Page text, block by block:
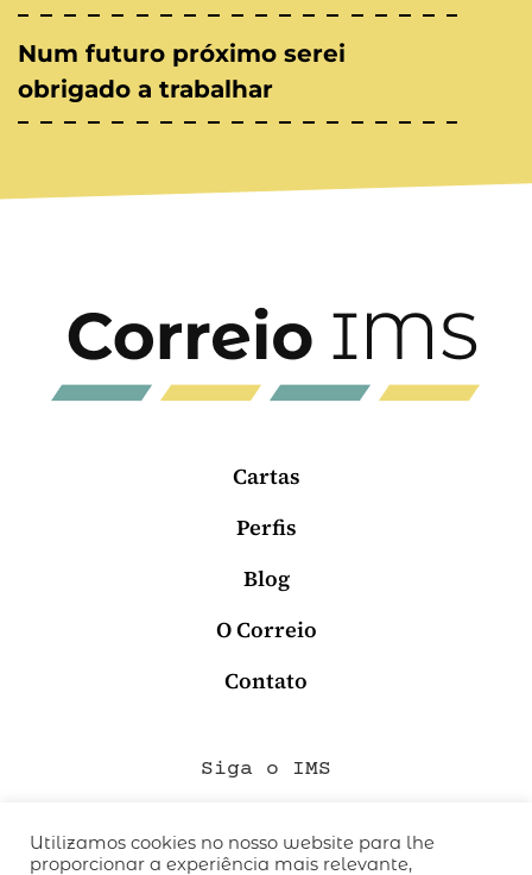
Num futuro próximo serei
obrigado a trabalhar
Cartas
Perfis
Blog
O Correio
Contato
Siga o IMS
Utilizamos cookies no nosso website para lhe
proporcionar a experiência mais relevante,